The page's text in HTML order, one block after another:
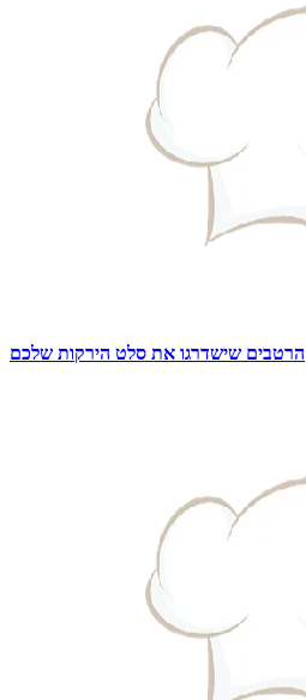
הרטבים שישדרגו את סלט הירקות שלכם